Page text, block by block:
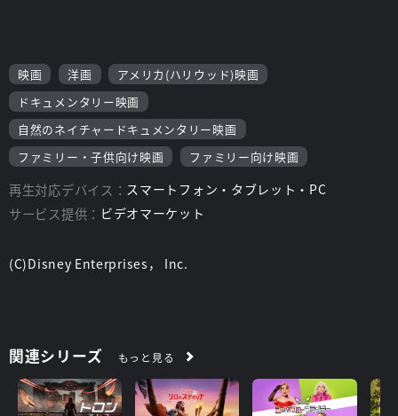
映画 洋画
アメリカ(ハリウッド)映画
ドキュメンタリー映画
自然のネイチャードキュメンタリー映画
ファミリー・子供向け映画
ファミリー向け映画
再生対応デバイス： スマートフォン・タブレット・PC
サービス提供： ビデオマーケット
(C)Disney Enterprises， Inc.
関連シリーズ もっと見る